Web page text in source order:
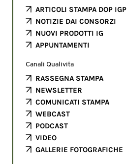
ARTICOLI STAMPA DOP IGP
NOTIZIE DAI CONSORZI
NUOVI PRODOTTI IG
APPUNTAMENTI
Canali Qualivita
RASSEGNA STAMPA
NEWSLETTER
COMUNICATI STAMPA
WEBCAST
PODCAST
VIDEO
GALLERIE FOTOGRAFICHE